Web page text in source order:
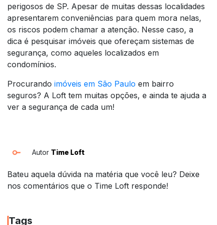
perigosos de SP. Apesar de muitas dessas localidades
apresentarem conveniências para quem mora nelas,
os riscos podem chamar a atenção. Nesse caso, a
dica é pesquisar imóveis que ofereçam sistemas de
segurança, como aqueles localizados em
condomínios.
Procurando imóveis em São Paulo em bairro
seguros? A Loft tem muitas opções, e ainda te ajuda a
ver a segurança de cada um!
Autor Time Loft
Bateu aquela dúvida na matéria que você leu? Deixe
nos comentários que o Time Loft responde!
Tags